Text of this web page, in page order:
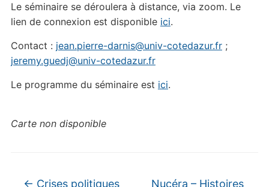
Le séminaire se déroulera à distance, via zoom. Le
lien de connexion est disponible ici.
Contact : jean.pierre-darnis@univ-cotedazur.fr;
jeremy.guedj@univ-cotedazur.fr
Le programme du séminaire est ici.
Carte non disponible
← Crises politiques
Nucéra – Histoires